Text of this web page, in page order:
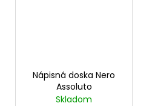
Nápisná doska Nero
Assoluto
Skladom